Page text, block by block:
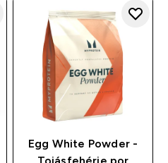
Egg White Powder -